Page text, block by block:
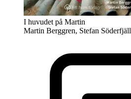
I huvudet på Martin
Martin Berggren, Stefan Söderfjäll